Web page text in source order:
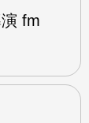
fm